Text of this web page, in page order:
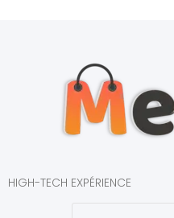
HIGH-TECH EXPÉRIENCE